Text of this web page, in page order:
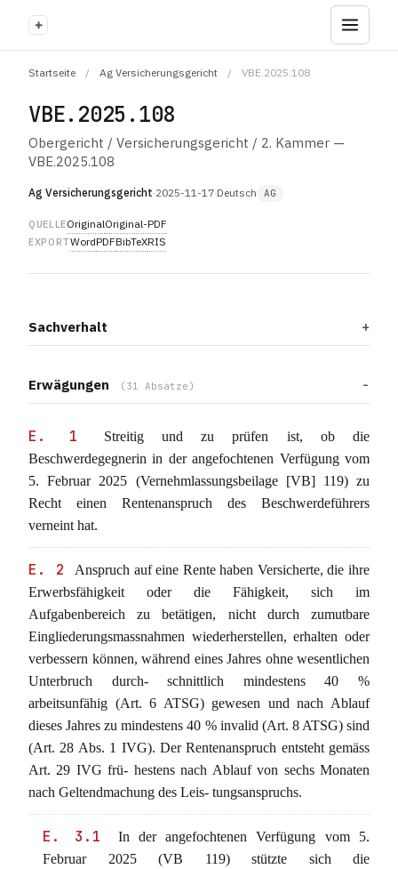
+
Startseite / Ag Versicherungsgericht / VBE.2025.108
VBE.2025.108
Obergericht / Versicherungsgericht / 2. Kammer —
VBE.2025.108
Ag Versicherungsgericht·2025-11-17·Deutsch AG
QUELLEOriginalOriginal-PDF
EXPORTWordPDFBibTeXRIS
Sachverhalt
Erwägungen (31 Absätze)
E. 1
Streitig und zu prüfen ist, ob die
Beschwerdegegnerin in der angefochtenen Verfügung vom
5. Februar 2025 (Vernehmlassungsbeilage [VB] 119) zu
Recht einen Rentenanspruch des Beschwerdeführers
verneint hat.
E. 2
Anspruch auf eine Rente haben Versicherte, die ihre
Erwerbsfähigkeit oder die Fähigkeit, sich im
Aufgabenbereich zu betätigen, nicht durch zumutbare
Eingliederungsmassnahmen wiederherstellen, erhalten oder
verbessern können, während eines Jahres ohne wesentlichen
Unterbruch durch- schnittlich mindestens 40 %
arbeitsunfähig (Art. 6 ATSG) gewesen und nach Ablauf
dieses Jahres zu mindestens 40 % invalid (Art. 8 ATSG) sind
(Art. 28 Abs. 1 IVG). Der Rentenanspruch entsteht gemäss
Art. 29 IVG frü- hestens nach Ablauf von sechs Monaten
nach Geltendmachung des Leis- tungsanspruchs.
E. 3.1
In der angefochtenen Verfügung vom 5.
Februar 2025 (VB 119) stützte sich die